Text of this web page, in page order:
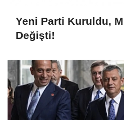
Yeni Parti Kuruldu,
Değişti!